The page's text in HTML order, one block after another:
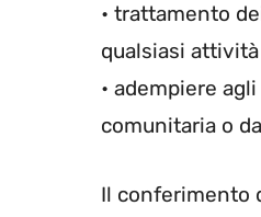
• trattamento
qualsiasi
• adempiere
comunitaria o
Il conferimento